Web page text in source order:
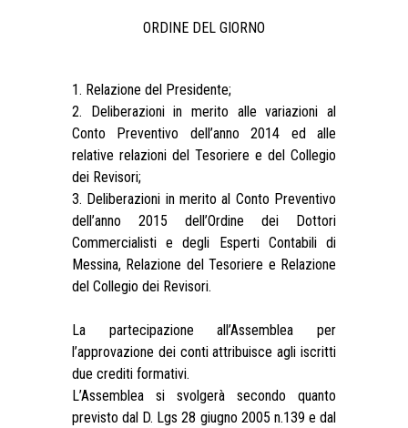
ORDINE DEL GIORNO
1. Relazione del Presidente;
2. Deliberazioni in merito alle variazioni al
Conto Preventivo dell’anno 2014 ed alle
relative relazioni del Tesoriere e del Collegio
dei Revisori;
3. Deliberazioni in merito al Conto Preventivo
dell’anno 2015 dell’Ordine dei Dottori
Commercialisti e degli Esperti Contabili di
Messina, Relazione del Tesoriere e Relazione
del Collegio dei Revisori.
La partecipazione all’Assemblea per
l’approvazione dei conti attribuisce agli iscritti
due crediti formativi.
L’Assemblea si svolgerà secondo quanto
previsto dal D. Lgs 28 giugno 2005 n.139 e dal